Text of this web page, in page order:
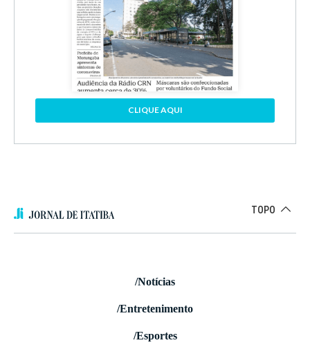
CLIQUE AQUI
TOPO
/Notícias
/Entretenimento
/Esportes